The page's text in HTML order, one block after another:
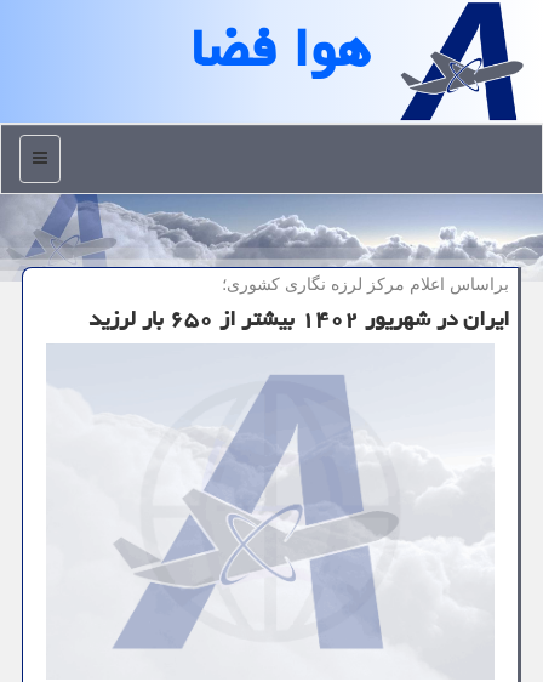
هوا فضا
منو
براساس اعلام مركز لرزه نگاری كشوری؛
ایران در شهریور ۱۴۰۲ بیشتر از ۶۵۰ بار لرزید